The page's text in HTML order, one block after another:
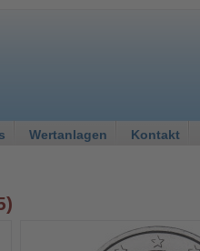
Wertanlagen Kontakt